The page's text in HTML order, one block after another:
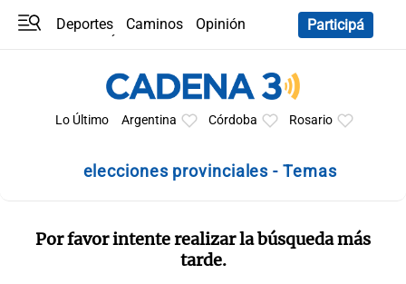
Deportes Caminos
Opinión
Participá
Lo Último Argentina Córdoba Rosario
elecciones provinciales - Temas
Por favor intente realizar la búsqueda más
tarde.